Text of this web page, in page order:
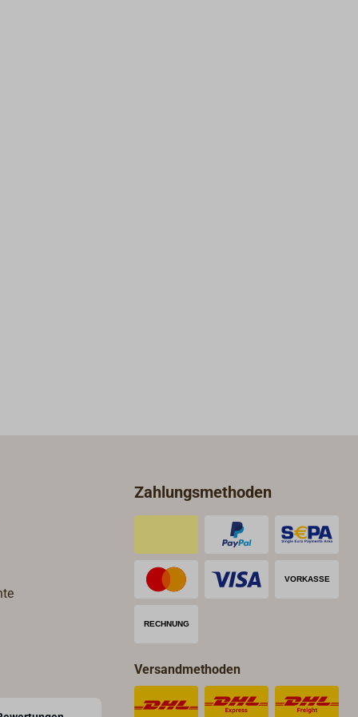
Zahlungsmethoden
Versandmethoden